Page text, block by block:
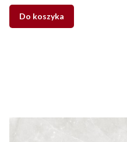
Do koszyka